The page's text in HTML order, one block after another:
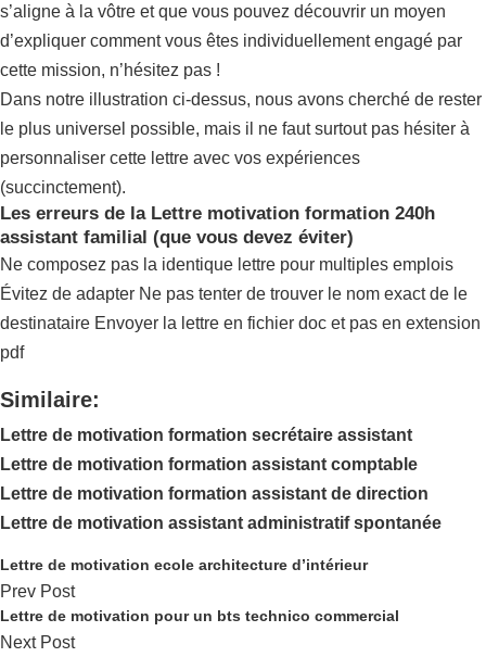
s’aligne à la vôtre et que vous pouvez découvrir un moyen
d’expliquer comment vous êtes individuellement engagé par
cette mission, n’hésitez pas !
Dans notre illustration ci-dessus, nous avons cherché de rester
le plus universel possible, mais il ne faut surtout pas hésiter à
personnaliser cette lettre avec vos expériences
(succinctement).
Les erreurs de la Lettre motivation formation 240h
assistant familial (que vous devez éviter)
Ne composez pas la identique lettre pour multiples emplois
Évitez de adapter Ne pas tenter de trouver le nom exact de le
destinataire Envoyer la lettre en fichier doc et pas en extension
pdf
Similaire:
Lettre de motivation formation secrétaire assistant
Lettre de motivation formation assistant comptable
Lettre de motivation formation assistant de direction
Lettre de motivation assistant administratif spontanée
Lettre de motivation ecole architecture d’intérieur
Prev Post
Lettre de motivation pour un bts technico commercial
Next Post